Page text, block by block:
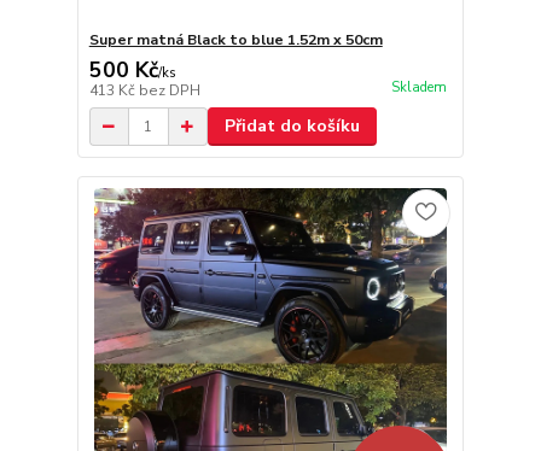
Super matná Black to blue 1.52m x 50cm
500 Kč/ks
413 Kč bez DPH Skladem
Přidat do košíku